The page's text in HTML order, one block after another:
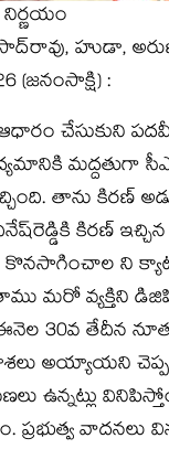
హుడా,
:
చేసుకుని
మద్దతుగా
తాను కిరణ్‌
కిరణ్‌
ని
మరో వ్యక్తిని
30వ తేదీన
అయ్యాయని
ఉన్నట్లు
ప్రభుత్వ వాదనలు